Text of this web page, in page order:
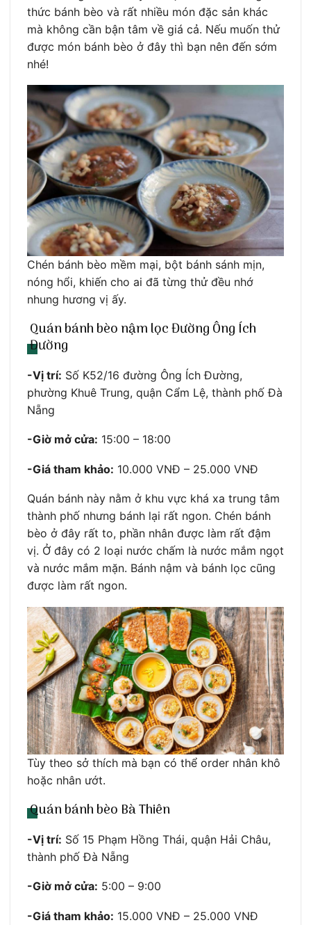
thức bánh bèo và rất nhiều món đặc sản khác
mà không cần bận tâm về giá cả. Nếu muốn thử
được món bánh bèo ở đây thì bạn nên đến sớm
nhé!
Chén bánh bèo mềm mại, bột bánh sánh mịn,
nóng hổi, khiến cho ai đã từng thử đều nhớ
nhung hương vị ấy.
Quán bánh bèo nậm lọc Đường Ông Ích
Đường
-Vị trí: Số K52/16 đường Ông Ích Đường,
phường Khuê Trung, quận Cẩm Lệ, thành phố Đà
Nẵng
-Giờ mở cửa: 15:00 – 18:00
-Giá tham khảo: 10.000 VNĐ – 25.000 VNĐ
Quán bánh này nằm ở khu vực khá xa trung tâm
thành phố nhưng bánh lại rất ngon. Chén bánh
bèo ở đây rất to, phần nhân được làm rất đậm
vị. Ở đây có 2 loại nước chấm là nước mắm ngọt
và nước mắm mặn. Bánh nậm và bánh lọc cũng
được làm rất ngon.
Tùy theo sở thích mà bạn có thể order nhân khô
hoặc nhân ướt.
Quán bánh bèo Bà Thiên
-Vị trí: Số 15 Phạm Hồng Thái, quận Hải Châu,
thành phố Đà Nẵng
-Giờ mở cửa: 5:00 – 9:00
-Giá tham khảo: 15.000 VNĐ – 25.000 VNĐ